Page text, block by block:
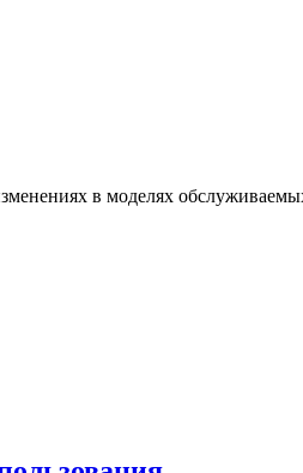
в моделях